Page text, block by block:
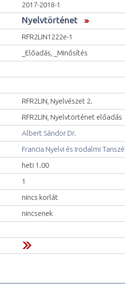
2017-2018-1
Nyelvtörténet
RFR2LIN1222e-1
_Előadás, _Minősítés
RFR2LIN, Nyelvészet 2.
RFR2LIN, Nyelvtörténet előadás
Albert Sándor Dr.
Francia Nyelvi és Irodalmi
heti 1.00
1
nincs korlát
nincsenek